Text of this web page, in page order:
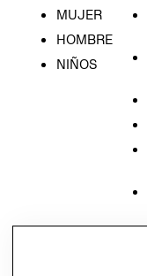
MUJER
HOMBRE
NIÑOS